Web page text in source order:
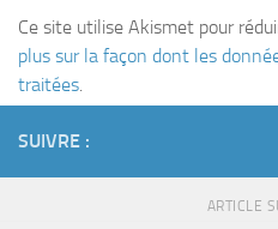
Ce site utilise Akismet pour
plus sur la façon dont les
traitées.
SUIVRE :
ARTICLE